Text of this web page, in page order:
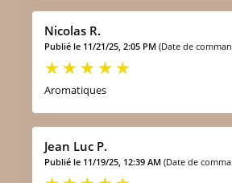
Nicolas R.
Publié le 11/21/25, 2:05 PM (Date de
Aromatiques
Jean Luc P.
Publié le 11/19/25, 12:39 AM (Date de